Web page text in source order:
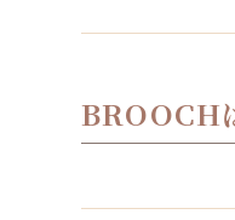
BROOCH